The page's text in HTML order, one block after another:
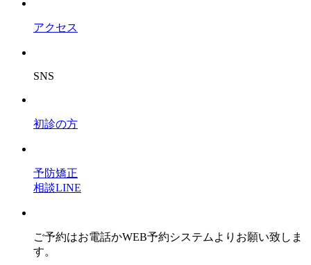
アクセス
SNS
初診の方
予防矯正
相談LINE
ご予約はお電話かWEB予約システムよりお願い致しま
す。